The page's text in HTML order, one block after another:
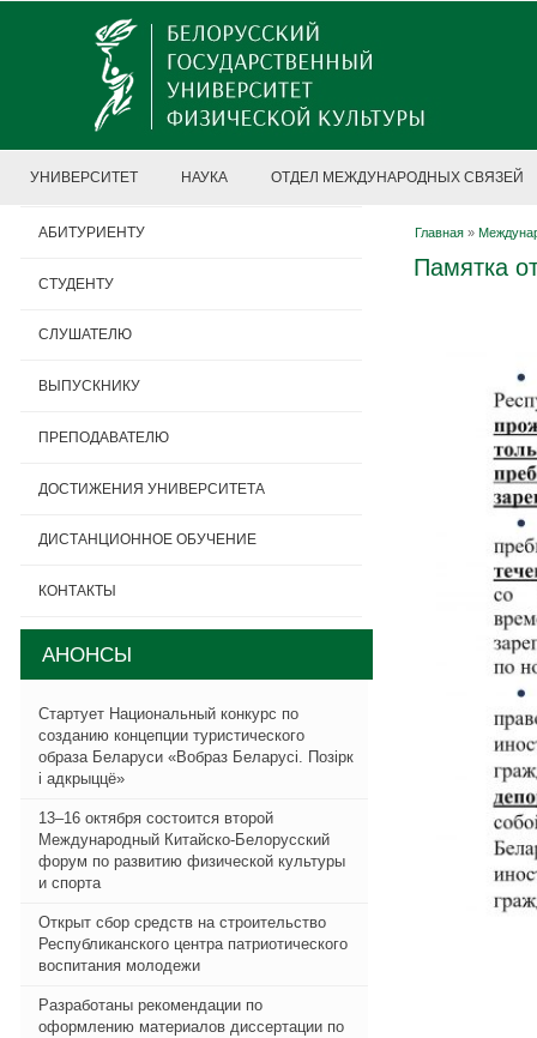
УНИВЕРСИТЕТ НАУКА ОТДЕЛ МЕЖДУНАРОДНЫХ СВЯЗЕЙ
Главная »
Памятка
АБИТУРИЕНТУ
СТУДЕНТУ
СЛУШАТЕЛЮ
ВЫПУСКНИКУ
ПРЕПОДАВАТЕЛЮ
ДОСТИЖЕНИЯ УНИВЕРСИТЕТА
ДИСТАНЦИОННОЕ ОБУЧЕНИЕ
КОНТАКТЫ
АНОНСЫ
Стартует Национальный конкурс по
созданию концепции туристического
образа Беларуси «Вобраз Беларусi. Позiрк
i адкрыццё»
13–16 октября состоится второй
Международный Китайско-Белорусский
форум по развитию физической культуры
и спорта
Открыт сбор средств на строительство
Республиканского центра патриотического
воспитания молодежи
Разработаны рекомендации по
оформлению материалов диссертации по